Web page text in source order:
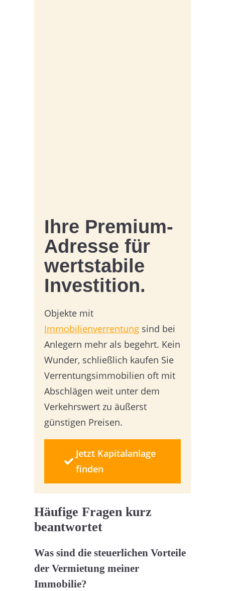
Ihre Premium-
Adresse für
wertstabile
Investition.
Objekte mit
Immobilienverrentung sind bei
Anlegern mehr als begehrt. Kein
Wunder, schließlich kaufen Sie
Verrentungsimmobilien oft mit
Abschlägen weit unter dem
Verkehrswert zu äußerst
günstigen Preisen.
Jetzt Kapitalanlage
finden
Häufige Fragen kurz
beantwortet
Was sind die steuerlichen Vorteile
der Vermietung meiner
Immobilie?